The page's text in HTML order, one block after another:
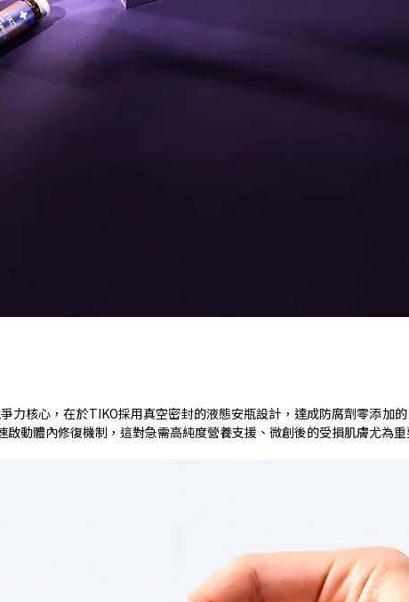
力核心，在於TIKO採用真空密封的液態安瓶設計，達成防腐劑零添加
啟動體內修復機制，這對急需高純度營養支援、微創後的受損肌膚尤為重